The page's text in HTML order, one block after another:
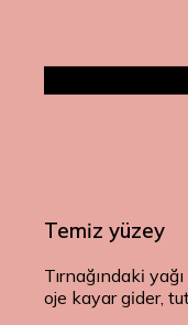
Temiz yüzey
Tırnağındaki
oje kayar gider,